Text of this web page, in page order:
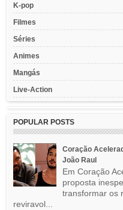
K-pop
Filmes
Séries
Animes
Mangás
Live-Action
POPULAR POSTS
Coração
João Raul
Em Coração
proposta
transformar os
reviravol...